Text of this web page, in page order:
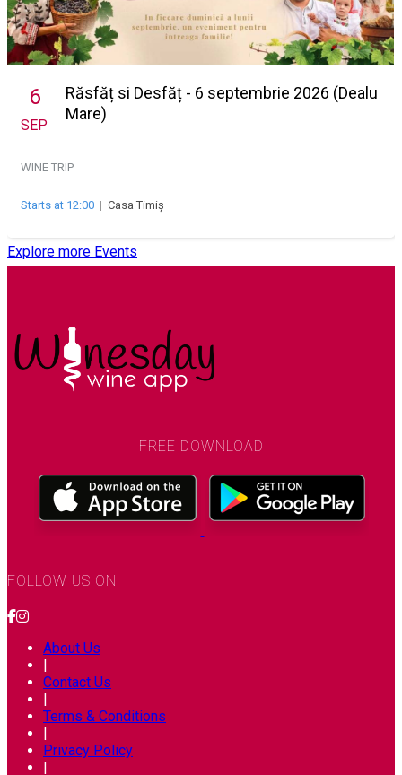
6
SEP
Răsfăț si Desfăț - 6 septembrie 2026 (Dealu
Mare)
WINE TRIP
Starts at 12:00 | Casa Timiș
Explore more Events
FREE DOWNLOAD
FOLLOW US ON
About Us
Contact Us
Terms & Conditions
Privacy Policy